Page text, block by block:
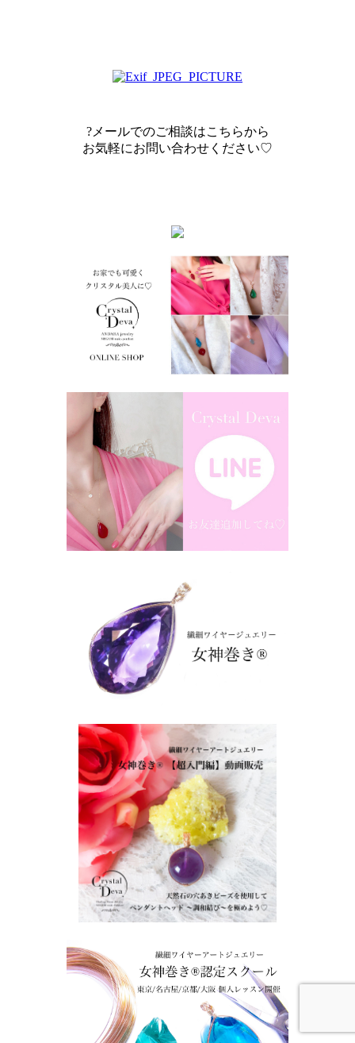
?メールでのご相談はこちらから
お気軽にお問い合わせください♡